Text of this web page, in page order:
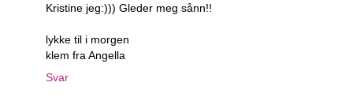
Kristine jeg:))) Gleder meg sånn!!
lykke til i morgen
klem fra Angella
Svar